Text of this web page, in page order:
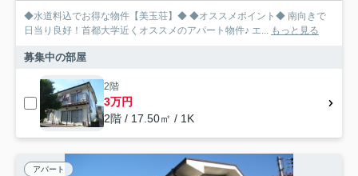
◆水道料込でお得な物件【美玉荘】◆ ◆オススメポイント◆ 南向きで
日当り良好！首都大学近くオススメのアパート物件♪ エ... もっと見る
募集中の部屋
2階
3万円
2階 / 17.50㎡ / 1K
アパート